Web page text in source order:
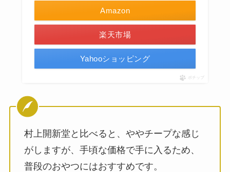
Amazon
楽天市場
Yahooショッピング
ポチップ
村上開新堂と比べると、ややチープな感じ
がしますが、手頃な価格で手に入るため、
普段のおやつにはおすすめです。